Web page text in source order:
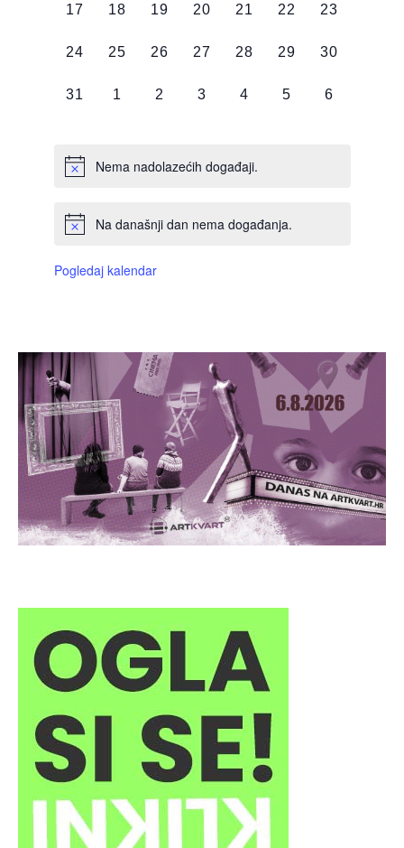
0
17
0
18
0
19
0
20
0
21
0
22
0
23
0
24
0
25
0
26
0
27
0
28
0
29
0
30
0
31
0
1
0
2
0
3
0
4
0
5
0
6
Nema nadolazećih događaji.
Na današnji dan nema događanja.
Pogledaj kalendar